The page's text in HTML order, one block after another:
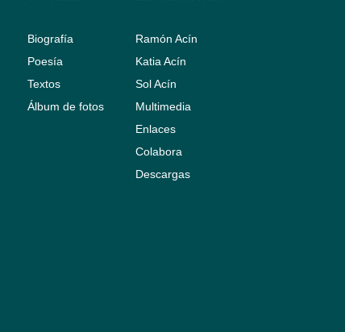
Biografía
Poesía
Textos
Álbum de fotos
Ramón Acín
Katia Acín
Sol Acín
Multimedia
Enlaces
Colabora
Descargas